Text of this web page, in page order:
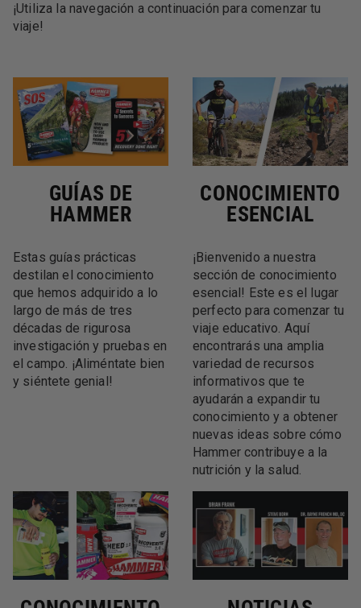
¡Utiliza la navegación a continuación para comenzar tu
viaje!
GUÍAS DE
HAMMER
Estas guías prácticas
destilan el conocimiento
que hemos adquirido a lo
largo de más de tres
décadas de rigurosa
investigación y pruebas en
el campo. ¡Aliméntate bien
y siéntete genial!
CONOCIMIENTO
ESENCIAL
¡Bienvenido a nuestra
sección de conocimiento
esencial! Este es el lugar
perfecto para comenzar tu
viaje educativo. Aquí
encontrarás una amplia
variedad de recursos
informativos que te
ayudarán a expandir tu
conocimiento y a obtener
nuevas ideas sobre cómo
Hammer contribuye a la
nutrición y la salud.